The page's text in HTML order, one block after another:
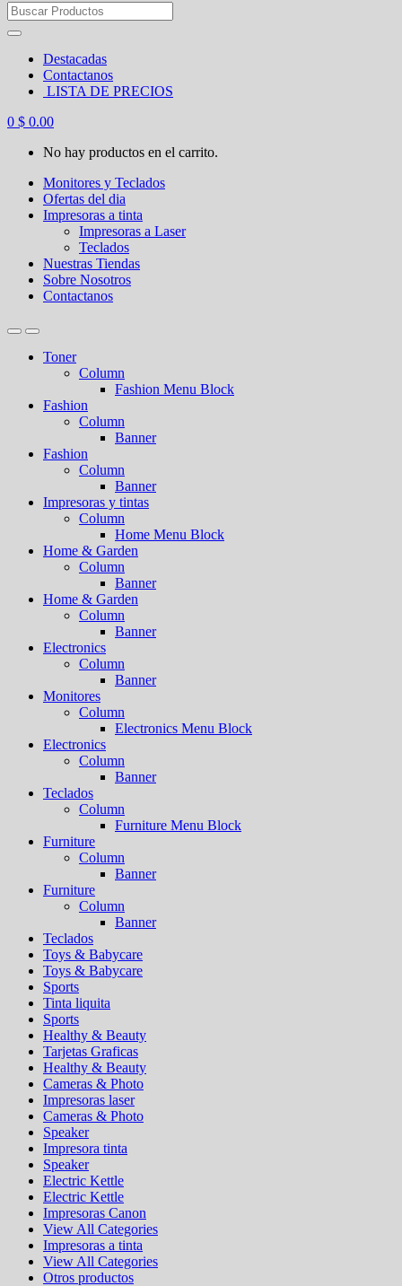
Search
for:
Destacadas
Contactanos
LISTA DE PRECIOS
0 $ 0.00
No hay productos en el carrito.
Monitores y Teclados
Ofertas del dia
Impresoras a tinta
Impresoras a Laser
Teclados
Nuestras Tiendas
Sobre Nosotros
Contactanos
Toner
Column
Fashion Menu Block
Fashion
Column
Banner
Fashion
Column
Banner
Impresoras y tintas
Column
Home Menu Block
Home & Garden
Column
Banner
Home & Garden
Column
Banner
Electronics
Column
Banner
Monitores
Column
Electronics Menu Block
Electronics
Column
Banner
Teclados
Column
Furniture Menu Block
Furniture
Column
Banner
Furniture
Column
Banner
Teclados
Toys & Babycare
Toys & Babycare
Sports
Tinta liquita
Sports
Healthy & Beauty
Tarjetas Graficas
Healthy & Beauty
Cameras & Photo
Impresoras laser
Cameras & Photo
Speaker
Impresora tinta
Speaker
Electric Kettle
Electric Kettle
Impresoras Canon
View All Categories
Impresoras a tinta
View All Categories
Otros productos